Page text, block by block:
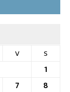
V
S
1
7
8